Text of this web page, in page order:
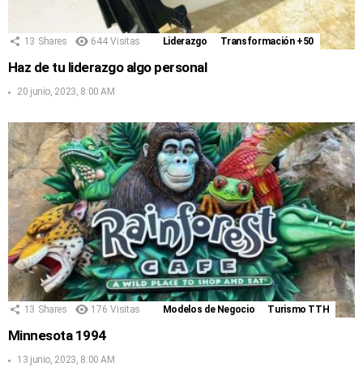
13 Shares 644 Visitas Liderazgo Transformación +50
Haz de tu liderazgo algo personal
20 junio, 2023, 8:00 AM
13 Shares 176 Visitas Modelos de Negocio Turismo TTH
Minnesota 1994
13 junio, 2023, 8:00 AM